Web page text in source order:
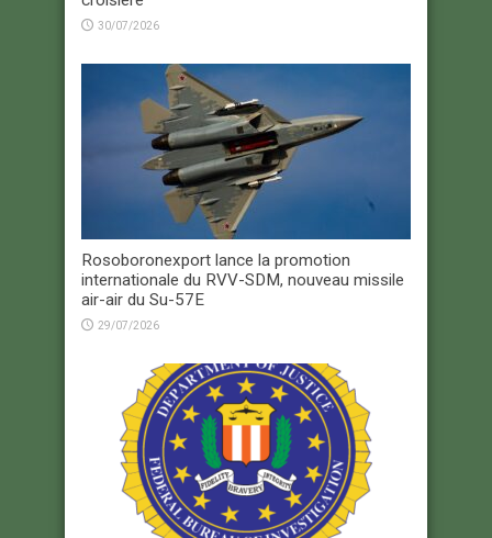
30/07/2026
Rosoboronexport lance la promotion
internationale du RVV-SDM, nouveau missile
air-air du Su-57E
29/07/2026